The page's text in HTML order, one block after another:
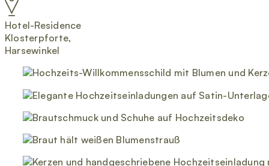
Hotel-Residence
Klosterpforte,
Harsewinkel